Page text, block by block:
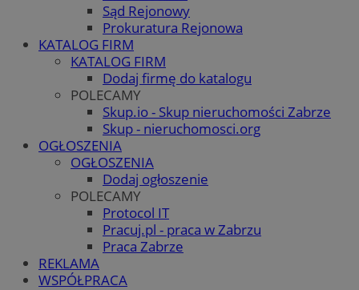
Sąd Rejonowy
Prokuratura Rejonowa
KATALOG FIRM
KATALOG FIRM
Dodaj firmę do katalogu
POLECAMY
Skup.io - Skup nieruchomości Zabrze
Skup - nieruchomosci.org
OGŁOSZENIA
OGŁOSZENIA
Dodaj ogłoszenie
POLECAMY
Protocol IT
Pracuj.pl - praca w Zabrzu
Praca Zabrze
REKLAMA
WSPÓŁPRACA